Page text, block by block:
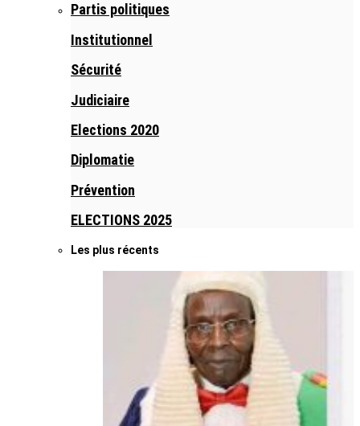
Partis politiques
Institutionnel
Sécurité
Judiciaire
Elections 2020
Diplomatie
Prévention
ELECTIONS 2025
Les plus récents